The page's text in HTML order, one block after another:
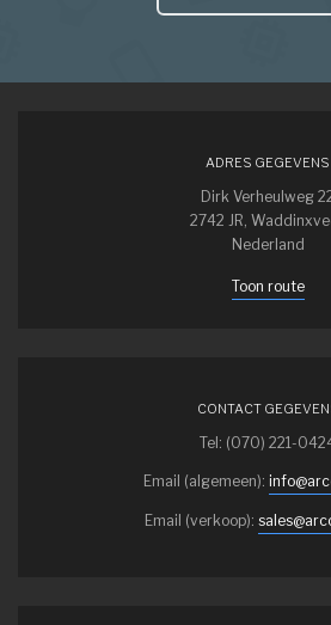
ADRES GEGEVENS
Dirk Verheulweg
2742 JR,
Nederland
Toon route
CONTACT
Tel: (070) 221-
Email (algemeen):
Email (verkoop):